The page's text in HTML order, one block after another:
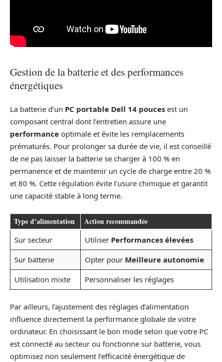
Gestion de la batterie et des performances
énergétiques
La batterie d’un PC portable Dell 14 pouces est un
composant central dont l’entretien assure une
performance optimale et évite les remplacements
prématurés. Pour prolonger sa durée de vie, il est conseillé
de ne pas laisser la batterie se charger à 100 % en
permanence et de maintenir un cycle de charge entre 20 %
et 80 %. Cette régulation évite l’usure chimique et garantit
une capacité stable à long terme.
Type d’alimentation Action recommandée
Sur secteur Utiliser Performances élevées
Sur batterie
Opter pour Meilleure autonomie
Utilisation mixte
Personnaliser les réglages
Par ailleurs, l’ajustement des réglages d’alimentation
influence directement la performance globale de votre
ordinateur. En choisissant le bon mode selon que votre PC
est connecté au secteur ou fonctionne sur batterie, vous
optimisez non seulement l’efficacité énergétique de